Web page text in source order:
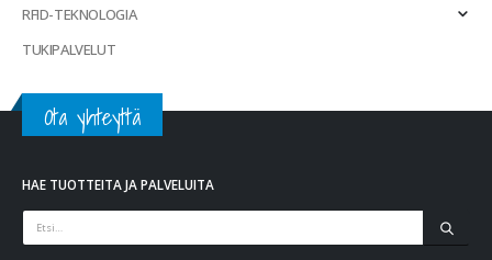
RFID-TEKNOLOGIA
TUKIPALVELUT
Ota yhteyttä
HAE TUOTTEITA JA PALVELUITA